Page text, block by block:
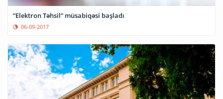
“Elektron Təhsil” müsabiqəsi başladı
06-09-2017